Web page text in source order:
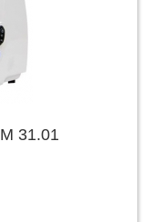
31.01